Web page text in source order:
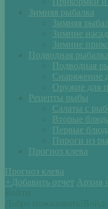
Зимняя рыбалка
Зимняя
Зимние
Зимние
Подводная рыбалка
Подводная
Снаряжение
Оружие для
Рецепты рыбы
Салаты с
Вторые
Первые
Пироги из
Прогноз клева
Прогноз клева
+ Добавить отчет Архив
Войти
Добро пожаловать!